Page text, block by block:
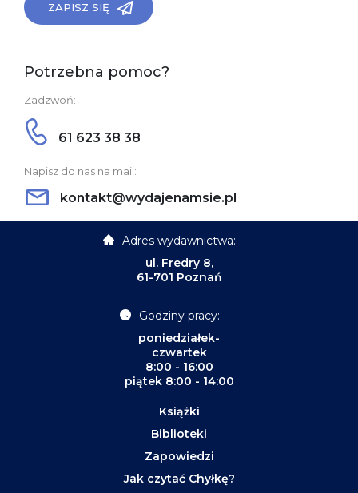
ZAPISZ SIĘ
Potrzebna pomoc?
Zadzwoń:
61 623 38 38
Napisz do nas na mail:
kontakt@wydajenamsie.pl
Adres wydawnictwa:
ul. Fredry 8,
61-701 Poznań
Godziny pracy:
poniedziałek-
czwartek
8:00 - 16:00
piątek 8:00 - 14:00
Książki
Biblioteki
Zapowiedzi
Jak czytać Chyłkę?